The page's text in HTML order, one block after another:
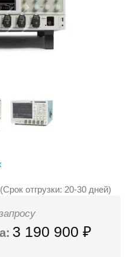
отгрузки: 20-30 дней)
3 190 900 ₽